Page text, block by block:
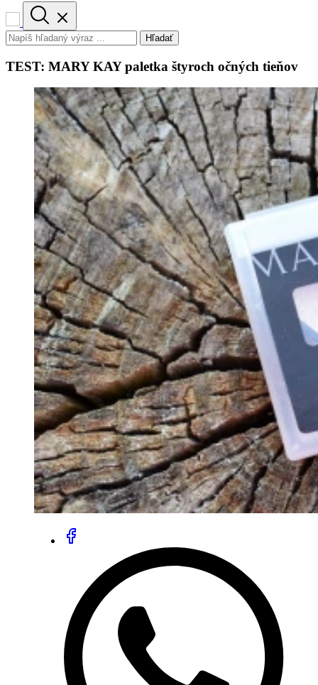
Hľadať
TEST: MARY KAY paletka štyroch očných tieňov